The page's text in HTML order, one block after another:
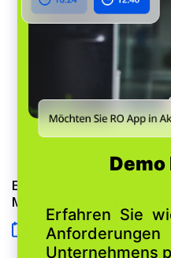
Effektives System für die
Mitarbeitenden zur
Unternehmens
3 August 2026